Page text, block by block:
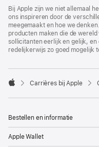
Footer
Bij Apple zijn we niet allemaal
ons inspireren door de
meegemaakt en hoe we
producten maken die de
sollicitanten eerlijk en gelijk, en
redelijkerwijs zo goed mogelijk

Carrières bij Apple
Bestellen en informatie
Apple Wallet